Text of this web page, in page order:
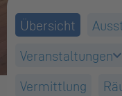
Übersicht
Veranstaltungen
Vermittlung